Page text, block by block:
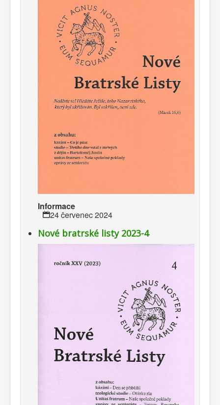
Informace
24 červenec 2024
Nové bratrské listy 2023-4